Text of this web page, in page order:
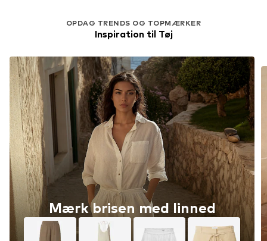
OPDAG TRENDS OG TOPMÆRKER
Inspiration til Tøj
Mærk brisen med linned